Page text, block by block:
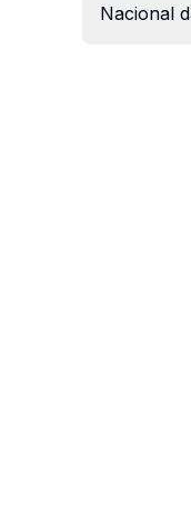
Nacional